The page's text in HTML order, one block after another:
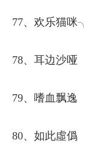
77、欢乐猫咪╮
78、耳边沙哑
79、嗜血飘逸
80、如此虛僞